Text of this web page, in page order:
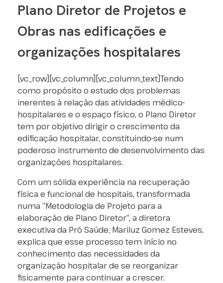
Plano Diretor de Projetos e
Obras nas edificações e
organizações hospitalares
[vc_row][vc_column][vc_column_text]Tendo
como propósito o estudo dos problemas
inerentes à relação das atividades médico-
hospitalares e o espaço físico, o Plano Diretor
tem por objetivo dirigir o crescimento da
edificação hospitalar, constituindo-se num
poderoso instrumento de desenvolvimento das
organizações hospitalares.
Com um sólida experiência na recuperação
física e funcional de hospitais, transformada
numa “Metodologia de Projeto para a
elaboração de Plano Diretor”, a diretora
executiva da Pró Saúde, Mariluz Gomez Esteves,
explica que esse processo tem início no
conhecimento das necessidades da
organização hospitalar de se reorganizar
fisicamente para continuar a crescer.